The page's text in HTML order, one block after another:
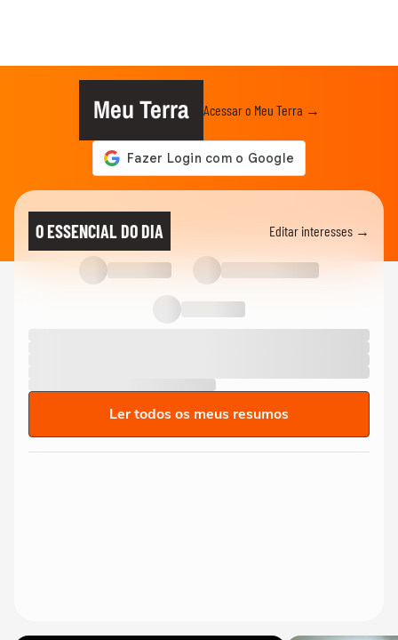
Meu Terra Acessar o Meu Terra →
O ESSENCIAL DO DIA Editar interesses →
Ler todos os meus resumos